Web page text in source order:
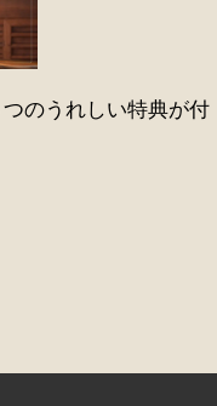
のうれしい特典が付